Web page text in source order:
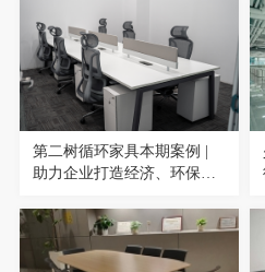
第二树循环家具本期案例 |
助力企业打造经济、环保与